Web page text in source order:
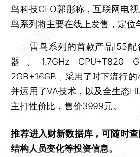
鸟科技CEO郭彤称，互联网电
鸟系列将主要在线上发售，定位
雷鸟系列的首款产品I55配
器、1.7GHz CPU+T820
2GB+16GB，采用了时下流行的
并运用了VA技术，以及全生态
主打性价比，售价3999元。
推荐进入财新数据库 ，可随时
结构人员变化等投资信息。